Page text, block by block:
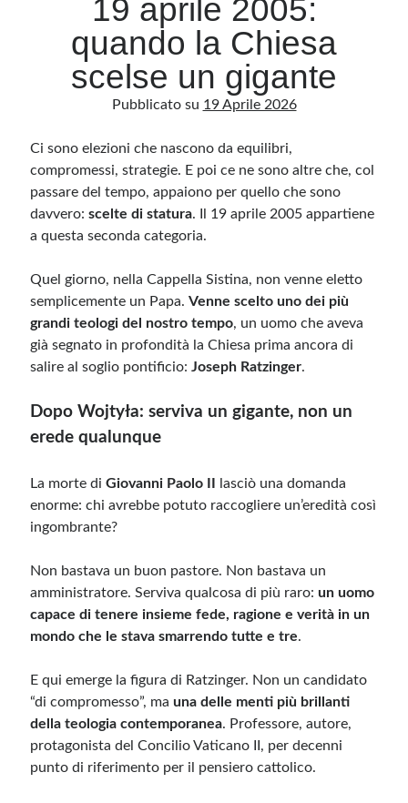
Archivio
Categorie
Categorie
senza alcuna periodicità. Non può pertanto considerarsi un prodotto editoriale ai
sensi della legge n· 62 del 7.03.2001. L’autore non è responsabile di quanto
pubblicato dai lettori nei commenti ai vari post. Saranno comunque cancellati quelli
ritenuti offensivi o lesivi dell’immagine o dell’onorabilità di terzi, di genere spam,
razzisti o che contengano dati personali non conformi al rispetto delle norme sulla
privacy. Alcune immagini inserite in questo blog sono tratte da Internet e, pertanto,
considerate di pubblico dominio. Qualora la loro pubblicazione violasse eventuali
immediatamente rimosse. L’autore del blog non è responsabile dei siti collegati
Accedi
Feed dei contenuti
Feed dei commenti
19 aprile 2005:
quando la Chiesa
scelse un gigante
Pubblicato su 19 Aprile 2026
Ci sono elezioni che nascono da equilibri,
compromessi, strategie. E poi ce ne sono altre che, col
passare del tempo, appaiono per quello che sono
davvero:scelte di statura. Il 19 aprile 2005 appartiene
a questa seconda categoria.
Quel giorno, nella Cappella Sistina, non venne eletto
semplicemente un Papa.Venne scelto uno dei più
grandi teologi del nostro tempo, un uomo che aveva
già segnato in profondità la Chiesa prima ancora di
salire al soglio pontificio:Joseph Ratzinger.
Dopo Wojtyła: serviva un gigante, non un
erede qualunque
La morte diGiovanni Paolo II
lasciò una domanda
enorme: chi avrebbe potuto raccogliere un’eredità così
ingombrante?
Non bastava un buon pastore. Non bastava un
amministratore. Serviva qualcosa di più raro:un uomo
capace di tenere insieme fede, ragione e verità in un
mondo che le stava smarrendo tutte e tre.
E qui emerge la figura di Ratzinger. Non un candidato
“di compromesso”, mauna delle menti più brillanti
della teologia contemporanea. Professore, autore,
protagonista del Concilio Vaticano II, per decenni
punto di riferimento per il pensiero cattolico.